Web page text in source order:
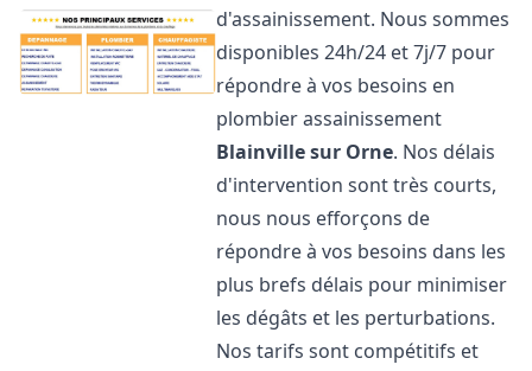
d'assainissement. Nous sommes
disponibles 24h/24 et 7j/7 pour
répondre à vos besoins en
plombier assainissement
Blainville sur Orne. Nos délais
d'intervention sont très courts,
nous nous efforçons de
répondre à vos besoins dans les
plus brefs délais pour minimiser
les dégâts et les perturbations.
Nos tarifs sont compétitifs et